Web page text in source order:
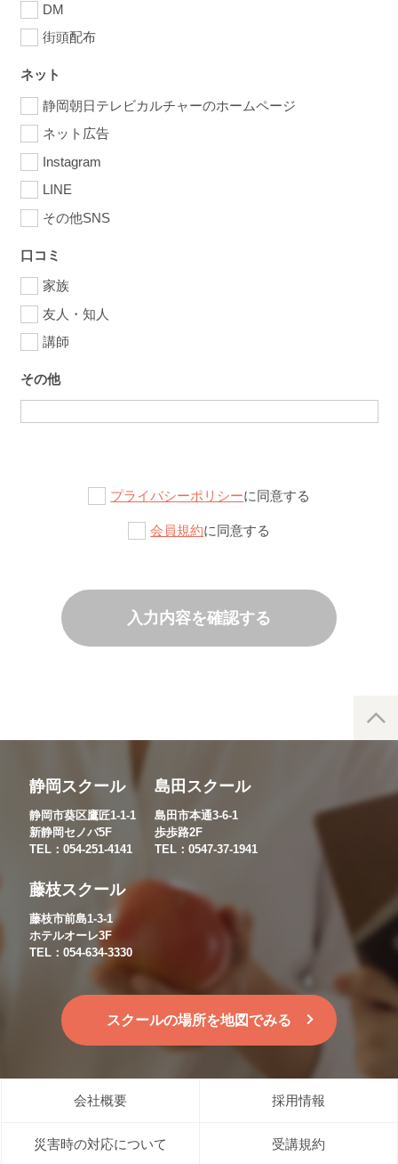
DM
街頭配布
ネット
静岡朝日テレビカルチャーのホームページ
ネット広告
Instagram
LINE
その他SNS
口コミ
家族
友人・知人
講師
その他
プライバシーポリシーに同意する
会員規約に同意する
入力内容を確認する
静岡スクール
静岡市葵区鷹匠1-1-1
新静岡セノバ5F
TEL：054-251-4141
島田スクール
島田市本通3-6-1
歩歩路2F
TEL：0547-37-1941
藤枝スクール
藤枝市前島1-3-1
ホテルオーレ3F
TEL：054-634-3330
スクールの場所を地図でみる
会社概要 採用情報
災害時の対応について 受講規約